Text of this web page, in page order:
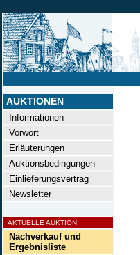
AUKTIONEN
Informationen
Vorwort
Erläuterungen
Auktionsbedingungen
Einlieferungsvertrag
Newsletter
AKTUELLE AUKTION
Nachverkauf und
Ergebnisliste